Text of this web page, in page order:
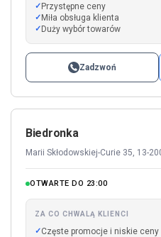
Przystępne ceny
Miła obsługa klienta
Duży wybór towarów
Zadzwoń
Biedronka
Marii Skłodowskiej-Curie 35, 13-
OTWARTE DO 23:00
ZA CO CHWALĄ KLIENCI
Częste promocje i niskie ceny